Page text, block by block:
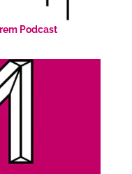
Podcast